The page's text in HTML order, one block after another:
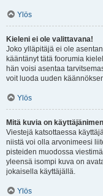
Ylös
Kieleni ei ole valittavana!
Joko ylläpitäjä ei ole
kääntänyt tätä foorumia
hän voisi asentaa
voit luoda uuden
Ylös
Mitä kuvia on
Viestejä katsottaessa
niistä voi olla arvonimeesi
pisteiden muodossa
yleensä isompi kuva on
jokaisella käyttäjällä.
Ylös